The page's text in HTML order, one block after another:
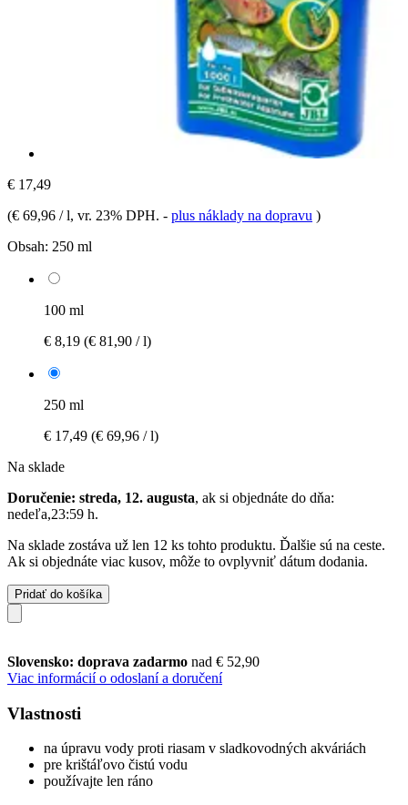
€ 17,49
(€ 69,96 / l, vr. 23% DPH. - plus náklady na dopravu )
Obsah: 250 ml
100 ml
€ 8,19 (€ 81,90 / l)
250 ml
€ 17,49 (€ 69,96 / l)
Na sklade
Doručenie: streda, 12. augusta, ak si objednáte do dňa:
nedeľa,23:59 h.
Na sklade zostáva už len 12 ks tohto produktu. Ďalšie sú na ceste.
Ak si objednáte viac kusov, môže to ovplyvniť dátum dodania.
Pridať do košíka
Slovensko: doprava zadarmo nad € 52,90
Viac informácií o odoslaní a doručení
Vlastnosti
na úpravu vody proti riasam v sladkovodných akváriách
pre krištáľovo čistú vodu
používajte len ráno